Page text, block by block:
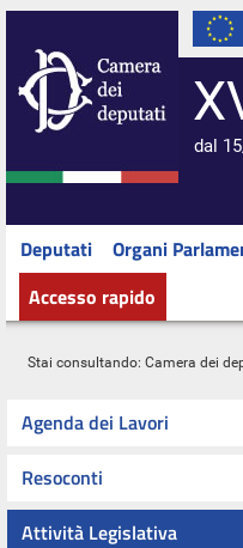
dal
Deputati Organi
Accesso rapido
Stai consultando: Camera dei
Agenda dei Lavori
Resoconti
Attività Legislativa